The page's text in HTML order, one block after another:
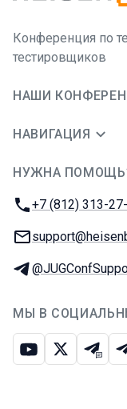
Конференция по
тестировщиков
НАШИ
НАВИГАЦИЯ
НУЖНА
Телефон:
+7 (812) 313-
E-mail:
Телеграм:
МЫ В
ЮтубИкс